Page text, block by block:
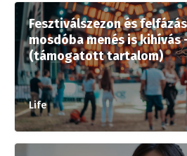
Fesztiválszezon és
mosdóba menés is kihívás
(támogatott tartalom)
Life